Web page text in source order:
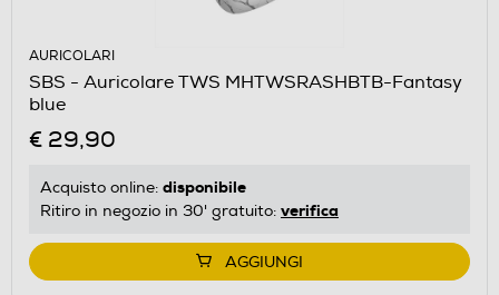
AURICOLARI
SBS - Auricolare TWS MHTWSRASHBTB-Fantasy
blue
€ 29,90
Acquisto online: disponibile
Ritiro in negozio in 30' gratuito: verifica
AGGIUNGI